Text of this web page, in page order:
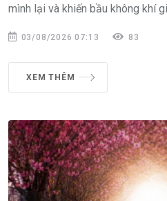
mình lại và khiến bầu không khí
03/08/2026 07:13 83
XEM THÊM